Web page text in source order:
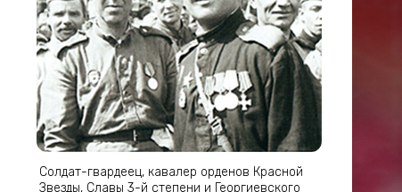
Солдат-гвардеец, кавалер орденов Красной
Звезды, Славы 3-й степени и Георгиевского